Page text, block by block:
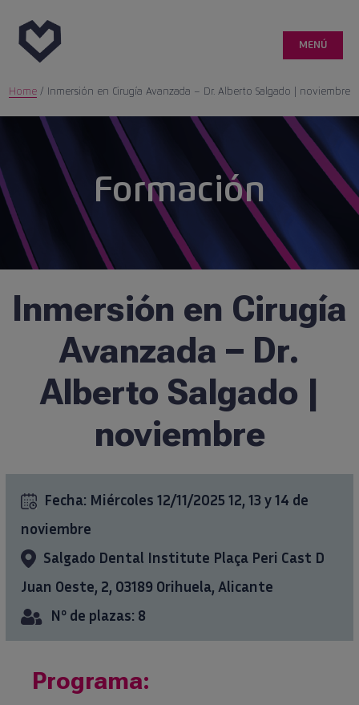
MENÚ
Zona clientes
Nuestros Productos
gapZero® Technology
Calidad
Formación
Ciencia al día
Contacto
ES
Home / Inmersión en Cirugía Avanzada – Dr. Alberto Salgado | noviembre
Formación
Inmersión en Cirugía
Avanzada – Dr.
Alberto Salgado |
noviembre
Fecha: Miércoles 12/11/2025 12, 13 y 14 de
noviembre
Salgado Dental Institute Plaça Peri Cast D
Juan Oeste, 2, 03189 Orihuela, Alicante
Nº de plazas: 8
Programa: